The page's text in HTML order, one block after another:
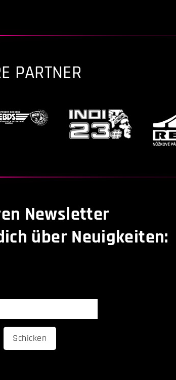
PARTNER
Newsletter
über Neuigkeiten:
Schicken